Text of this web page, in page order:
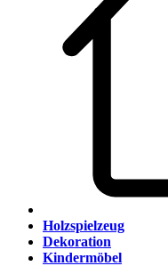
Holzspielzeug
Dekoration
Kindermöbel